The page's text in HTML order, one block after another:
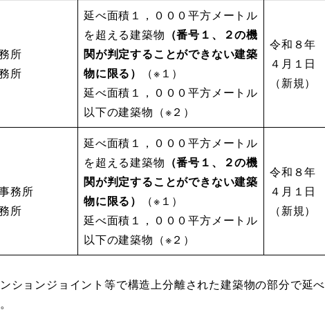
所
所
延べ面積１，０００平方メートル
を超える建築物 （番号１、２の機
関が判定することができない建築
物に限る）
（※１）
延べ面積１，０００平方メートル
以下の建築物（※２）
令和８年
４月１日
（新規）
務所
所
延べ面積１，０００平方メートル
を超える建築物 （番号１、２の機
関が判定することができない建築
物に限る）
（※１）
延べ面積１，０００平方メートル
以下の建築物（※２）
令和８年
４月１日
（新規）
ョンジョイント等で構造上分離された建築物の部分で延べ